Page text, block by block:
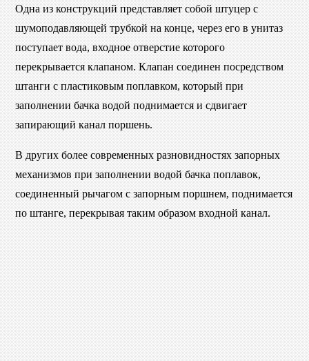
Одна из конструкций представляет собой штуцер с
шумоподавляющей трубкой на конце, через его в унитаз
поступает вода, входное отверстие которого
перекрывается клапаном. Клапан соединен посредством
штанги с пластиковым поплавком, который при
заполнении бачка водой поднимается и сдвигает
запирающий канал поршень.
В других более современных разновидностях запорных
механизмов при заполнении водой бачка поплавок,
соединенный рычагом с запорным поршнем, поднимается
по штанге, перекрывая таким образом входной канал.